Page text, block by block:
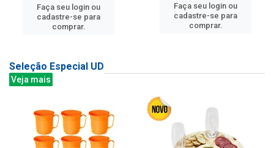
Faça seu login ou
cadastre-se para
comprar.
Faça seu login ou
cadastre-se para
comprar.
Seleção Especial UD
Veja mais